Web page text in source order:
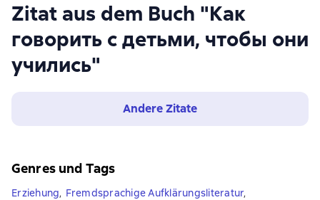
Zitat aus dem Buch "Как
говорить с детьми, чтобы они
учились"
Andere Zitate
Genres und Tags
Erziehung, Fremdsprachige Aufklärungsliteratur,